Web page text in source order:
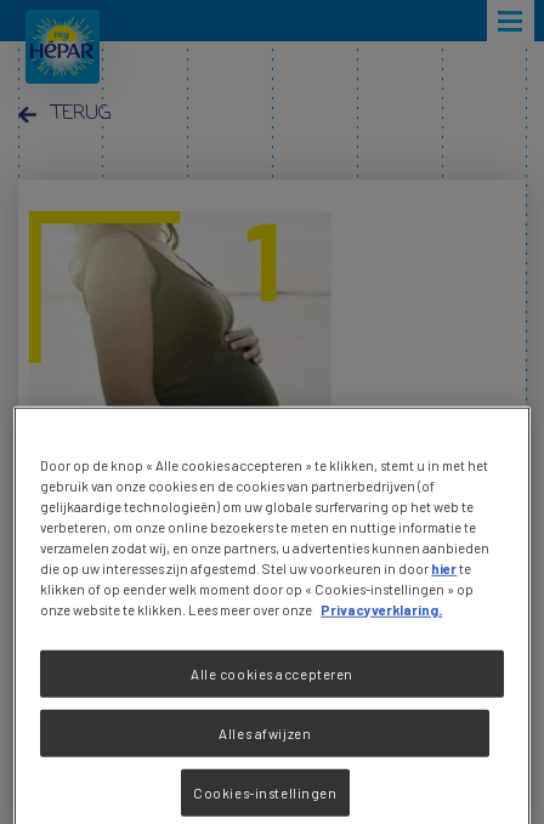
Overslaan en naar de inhoud gaan
TERUG
ZWANGERE VROUW:
HÉPAR WATER TIJDENS
DE ZWANGERSCHAP
Tijdens de zwangerschap wordt aandacht voor gezondheid en welzijn een
de baby. Diverse aspecten van de gezondheid moeten in de gaten worden
gehouden en het is de hydratatie die centraal staat!
Door op de knop « Alle cookies accepteren » te klikken, stemt u in met het
gebruik van onze cookies en de cookies van partnerbedrijven (of
gelijkaardige technologieën) om uw globale surfervaring op het web te
verbeteren, om onze online bezoekers te meten en nuttige informatie te
verzamelen zodat wij, en onze partners, u advertenties kunnen aanbieden
die op uw interesses zijn afgestemd. Stel uw voorkeuren in door hierte
klikken of op eender welk moment door op « Cookies-instellingen » op
onze website te klikken. Lees meer over onze
Privacyverklaring.
Alles afwijzen
Alle cookies accepteren
Cookies-instellingen